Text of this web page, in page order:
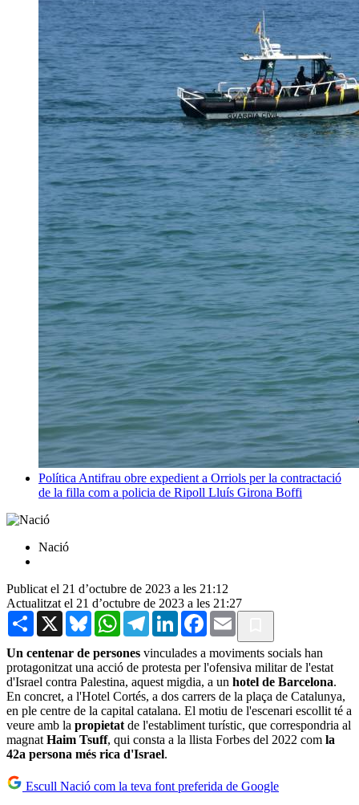
Política Antifrau obre expedient a Orriols per la contractació
de la filla com a policia de Ripoll Lluís Girona Boffi
Nació
Publicat el 21 d’octubre de 2023 a les 21:12
Actualitzat el 21 d’octubre de 2023 a les 21:27
Share X BlueskyWhatsAppTelegramLinkedInFacebook
Email
Un centenar de persones vinculades a moviments socials han
protagonitzat una acció de protesta per l'ofensiva militar de l'estat
d'Israel contra Palestina, aquest migdia, a un hotel de Barcelona.
En concret, a l'Hotel Cortés, a dos carrers de la plaça de Catalunya,
en ple centre de la capital catalana. El motiu de l'escenari escollit té a
veure amb la propietat de l'establiment turístic, que correspondria al
magnat Haim Tsuff, qui consta a la llista Forbes del 2022 com la
42a persona més rica d'Israel.
Escull Nació com la teva font preferida de Google